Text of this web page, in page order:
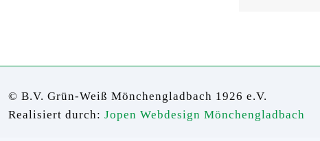
© B.V. Grün-Weiß Mönchengladbach 1926 e.V.
Realisiert durch: Jopen Webdesign Mönchengladbach